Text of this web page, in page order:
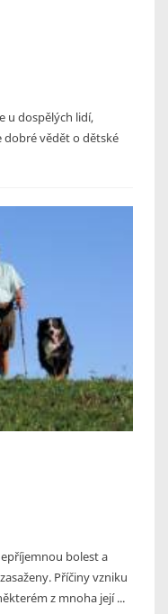
u dospělých lidí,
dobré vědět o dětské
bolest a
Příčiny vzniku
z mnoha její ...